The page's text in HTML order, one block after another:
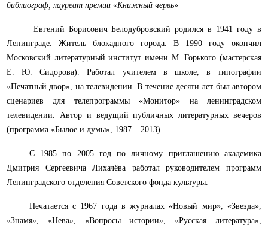
библиограф, лауреат премии «Книжный червь»
Евгений Борисович Белодубровский родился в 1941 году в
Ленинграде. Житель блокадного города. В 1990 году окончил
Московский литературный институт имени М. Горького (мастерская
Е. Ю. Сидорова). Работал учителем в школе, в типографии
«Печатный двор», на телевидении. В течение десяти лет был автором
сценариев для телепрограммы «Монитор» на ленинградском
телевидении. Автор и ведущий публичных литературных вечеров
(программа «Былое и думы», 1987 – 2013).
С 1985 по 2005 год по личному приглашению академика
Дмитрия Сергеевича Лихачёва работал руководителем программ
Ленинградского отделения Советского фонда культуры.
Печатается с 1967 года в журналах «Новый мир», «Звезда»,
«Знамя», «Нева», «Вопросы истории», «Русская литература»,